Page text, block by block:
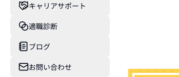
キャリアサポート
適職診断
ブログ
お問い合わせ